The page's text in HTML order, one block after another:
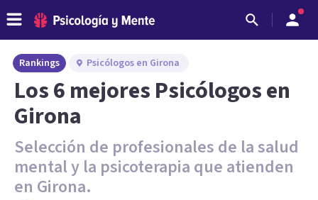
Rankings Psicólogos en Girona
Los 6 mejores Psicólogos en
Girona
Selección de profesionales de la salud
mental y la psicoterapia que atienden
en Girona.